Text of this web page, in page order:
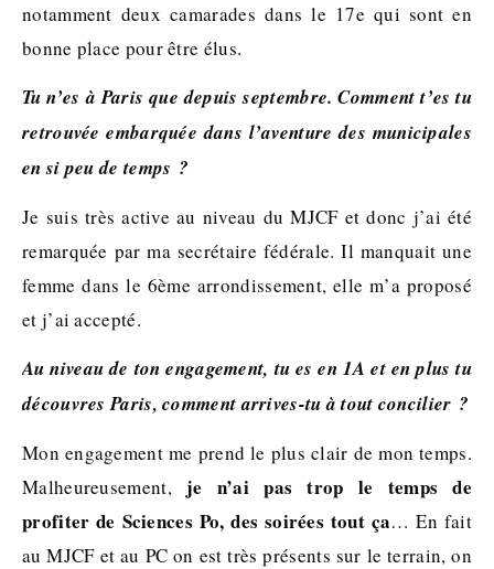
notamment deux camarades dans le 17e qui sont en
bonne place pour être élus.
Tu n’es à Paris que depuis septembre. Comment t’es tu
retrouvée embarquée dans l’aventure des municipales
en si peu de temps ?
Je suis très active au niveau du MJCF et donc j’ai été
remarquée par ma secrétaire fédérale. Il manquait une
femme dans le 6ème arrondissement, elle m’a proposé
et j’ai accepté.
Au niveau de ton engagement, tu es en 1A et en plus tu
découvres Paris, comment arrives-tu à tout concilier ?
Mon engagement me prend le plus clair de mon temps.
Malheureusement, je n’ai pas trop le temps de
profiter de Sciences Po, des soirées tout ça… En fait
au MJCF et au PC on est très présents sur le terrain, on